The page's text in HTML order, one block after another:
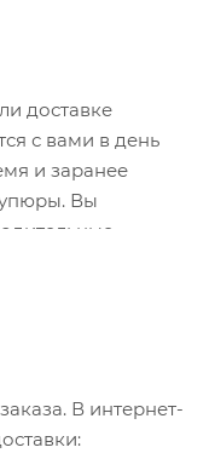
доставке
с вами в день
и заранее
Вы
ASSIST.
В интернет-